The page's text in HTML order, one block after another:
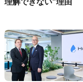
理解できない"理由